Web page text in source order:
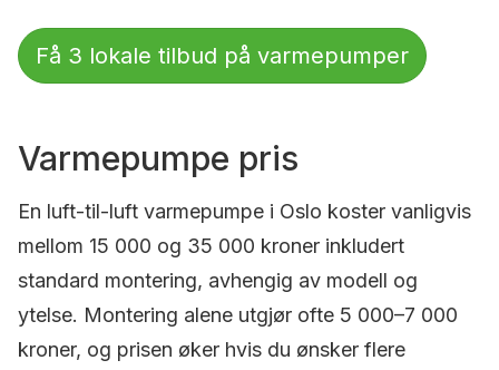
Få 3 lokale tilbud på varmepumper
Varmepumpe pris
En luft-til-luft varmepumpe i Oslo koster vanligvis
mellom 15 000 og 35 000 kroner inkludert
standard montering, avhengig av modell og
ytelse. Montering alene utgjør ofte 5 000–7 000
kroner, og prisen øker hvis du ønsker flere